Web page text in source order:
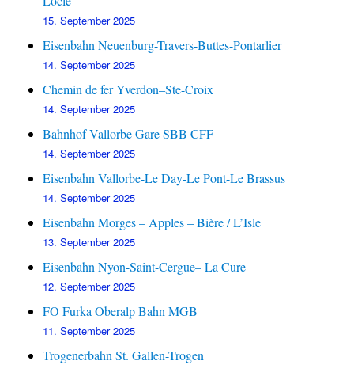
15. September 2025
Eisenbahn Neuenburg-Travers-Buttes-Pontarlier
14. September 2025
Chemin de fer Yverdon–Ste-Croix
14. September 2025
Bahnhof Vallorbe Gare SBB CFF
14. September 2025
Eisenbahn Vallorbe-Le Day-Le Pont-Le Brassus
14. September 2025
Eisenbahn Morges – Apples – Bière / L’Isle
13. September 2025
Eisenbahn Nyon-Saint-Cergue– La Cure
12. September 2025
FO Furka Oberalp Bahn MGB
11. September 2025
Trogenerbahn St. Gallen-Trogen